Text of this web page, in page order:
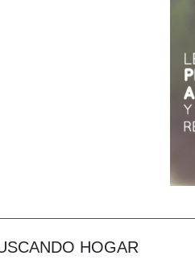
HOGAR